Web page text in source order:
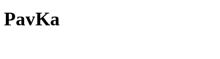
PavKa